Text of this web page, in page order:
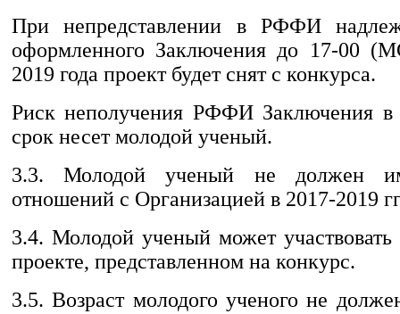
При непредставлении в РФФИ
оформленного Заключения до 17-00
2019 года проект будет снят с конкурса.
Риск неполучения РФФИ Заключения в
срок несет молодой ученый.
3.3. Молодой ученый не должен
отношений с Организацией в 2017-2019
3.4. Молодой ученый может участвовать
проекте, представленном на конкурс.
3.5. Возраст молодого ученого не